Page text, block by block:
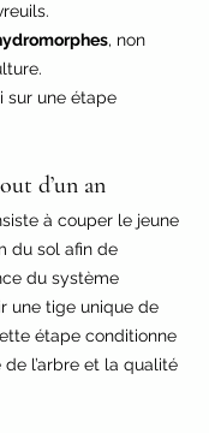
, non
sur une étape
d’un an
à couper le jeune
du sol afin de
du système
une tige unique de
étape conditionne
l’arbre et la qualité